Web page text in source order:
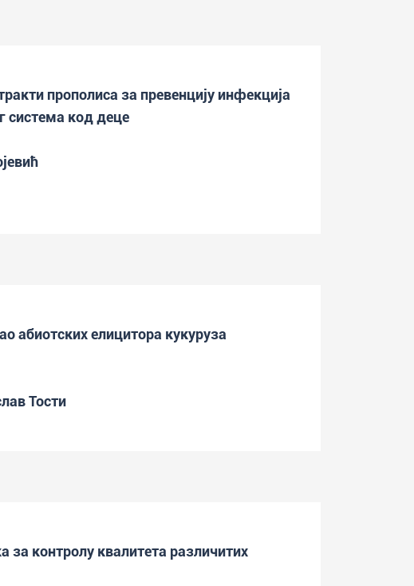
прополиса за превенцију инфекција
система код деце
абиотских елицитора кукуруза
Тости
за контролу квалитета различитих